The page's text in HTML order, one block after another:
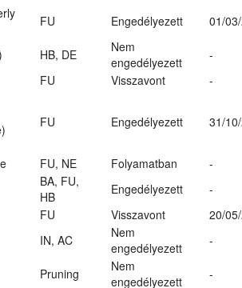
FU Engedélyezett 01/
HB, DE
Nem
engedélyezett
-
FU Visszavont
-
FU Engedélyezett 31/
FU, NE Folyamatban
-
BA, FU,
HB
Engedélyezett
-
FU Visszavont
20/
IN, AC
Nem
engedélyezett
-
Pruning
Nem
engedélyezett
-